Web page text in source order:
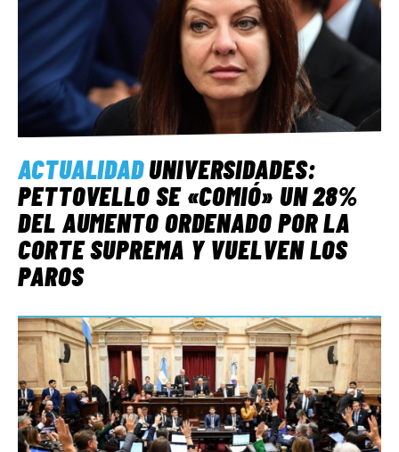
ACTUALIDADUNIVERSIDADES:
PETTOVELLO SE «COMIÓ» UN 28%
DEL AUMENTO ORDENADO POR LA
CORTE SUPREMA Y VUELVEN LOS
PAROS